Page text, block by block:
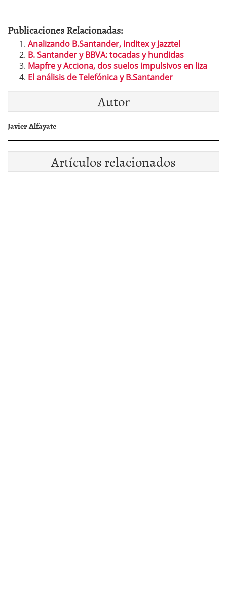
Publicaciones Relacionadas:
Analizando B.Santander, Inditex y Jazztel
B. Santander y BBVA: tocadas y hundidas
Mapfre y Acciona, dos suelos impulsivos en liza
El análisis de Telefónica y B.Santander
Autor
Javier Alfayate
Artículos relacionados